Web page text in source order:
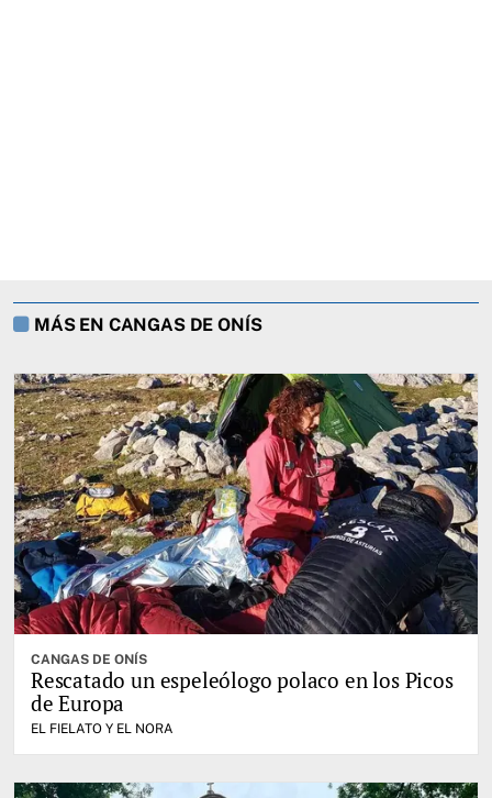
MÁS EN CANGAS DE ONÍS
CANGAS DE ONÍS
Rescatado un espeleólogo polaco en los Picos
de Europa
EL FIELATO Y EL NORA